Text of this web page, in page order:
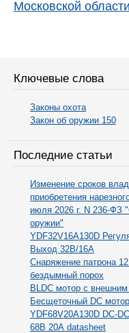
Московской области
Ключевые слова
Законы охота
Закон об оружии 150
Последние статьи
Изменение сроков
приобретения
июля 2026 г. N 236-ФЗ
оружии"
YDF32V16A130D
Выход 32В/16А
Снаряжение патрона
бездымный порох
BLDC мотор с
Бесщеточный DC
YDF68V20A130D DC-
68В 20А datasheet